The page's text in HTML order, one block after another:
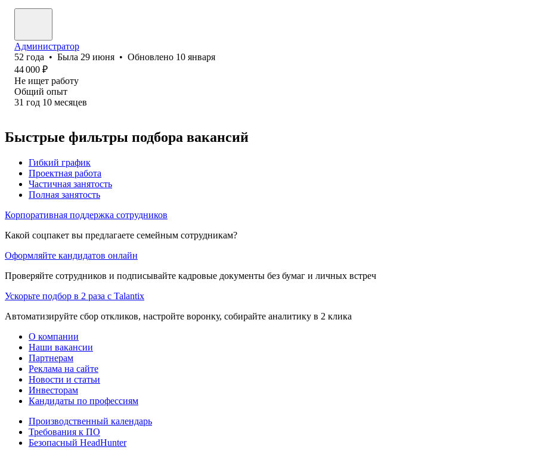
Администратор
52 года • Была 29 июня • Обновлено 10 января
44 000 ₽
Не ищет работу
Общий опыт
31 год 10 месяцев
Быстрые фильтры подбора вакансий
Гибкий график
Проектная работа
Частичная занятость
Полная занятость
Корпоративная поддержка сотрудников
Какой соцпакет вы предлагаете семейным сотрудникам?
Оформляйте кандидатов онлайн
Проверяйте сотрудников и подписывайте кадровые документы без бумаг и личных встреч
Ускорьте подбор в 2 раза с Talantix
Автоматизируйте сбор откликов, настройте воронку, собирайте аналитику в 2 клика
О компании
Наши вакансии
Партнерам
Реклама на сайте
Новости и статьи
Инвесторам
Кандидаты по профессиям
Производственный календарь
Требования к ПО
Безопасный HeadHunter